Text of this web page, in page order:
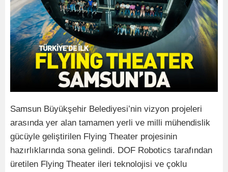
Samsun Büyükşehir Belediyesi’nin vizyon projeleri
arasında yer alan tamamen yerli ve milli mühendislik
gücüyle geliştirilen Flying Theater projesinin
hazırlıklarında sona gelindi. DOF Robotics tarafından
üretilen Flying Theater ileri teknolojisi ve çoklu